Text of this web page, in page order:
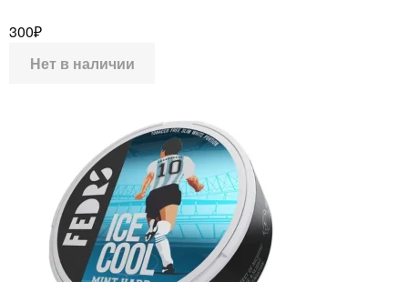
300₽
Нет в наличии